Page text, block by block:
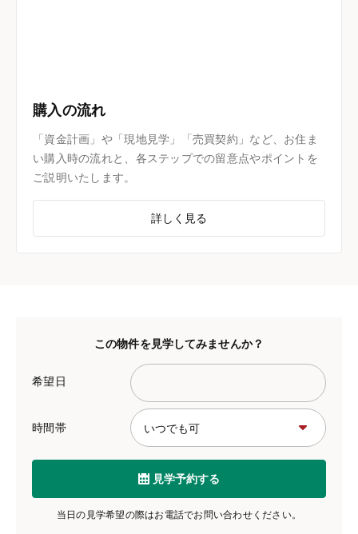
購入の流れ
「資金計画」や「現地見学」「売買契約」など、お住ま
い購入時の流れと、各ステップでの留意点やポイントを
ご説明いたします。
詳しく見る
この物件を見学してみませんか？
希望日
時間帯
見学予約する
当日の見学希望の際はお電話でお問い合わせください。